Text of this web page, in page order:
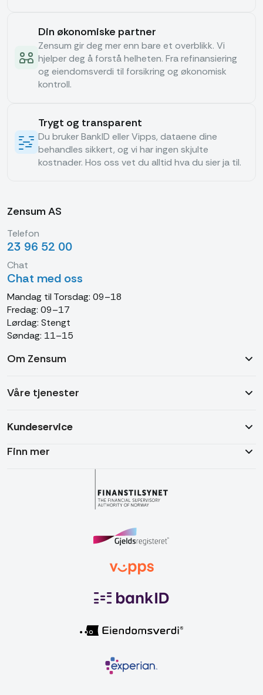
Din økonomiske partner
Zensum gir deg mer enn bare et overblikk. Vi
hjelper deg å forstå helheten. Fra refinansiering
og eiendomsverdi til forsikring og økonomisk
kontroll.
Trygt og transparent
Du bruker BankID eller Vipps, dataene dine
behandles sikkert, og vi har ingen skjulte
kostnader. Hos oss vet du alltid hva du sier ja til.
Kundeservice
Finn mer
Våre tjenester
Zensum AS
Telefon
23 96 52 00
Chat
Chat med oss
Mandag til Torsdag: 09–18
Fredag: 09–17
Lørdag: Stengt
Søndag: 11–15
Om Zensum